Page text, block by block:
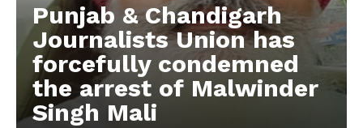
Punjab & Chandigarh
Journalists Union has
forcefully condemned
the arrest of Malwinder
Singh Mali